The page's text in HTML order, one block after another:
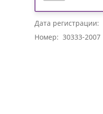
Дата регистрации:
Номер: 30333-2007